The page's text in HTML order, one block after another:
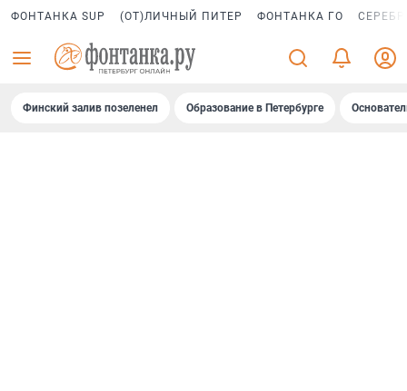
ФОНТАНКА SUP (ОТ)ЛИЧНЫЙ ПИТЕР ФОНТАНКА ГО
Финский залив позеленел Образование в Петербурге